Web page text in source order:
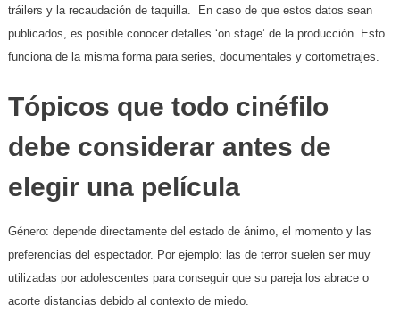
tráilers y la recaudación de taquilla. En caso de que estos datos sean
publicados, es posible conocer detalles ‘on stage’ de la producción. Esto
funciona de la misma forma para series, documentales y cortometrajes.
Tópicos que todo cinéfilo
debe considerar antes de
elegir una película
Género: depende directamente del estado de ánimo, el momento y las
preferencias del espectador. Por ejemplo: las de terror suelen ser muy
utilizadas por adolescentes para conseguir que su pareja los abrace o
acorte distancias debido al contexto de miedo.